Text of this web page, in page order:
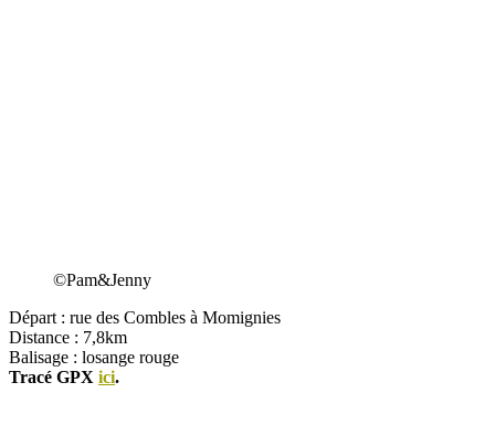
©Pam&Jenny
Départ : rue des Combles à Momignies
Distance : 7,8km
Balisage : losange rouge
Tracé GPX ici.